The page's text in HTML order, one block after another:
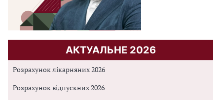
АКТУАЛЬНЕ 2026
Розрахунок лікарняних 2026
Розрахунок відпускних 2026